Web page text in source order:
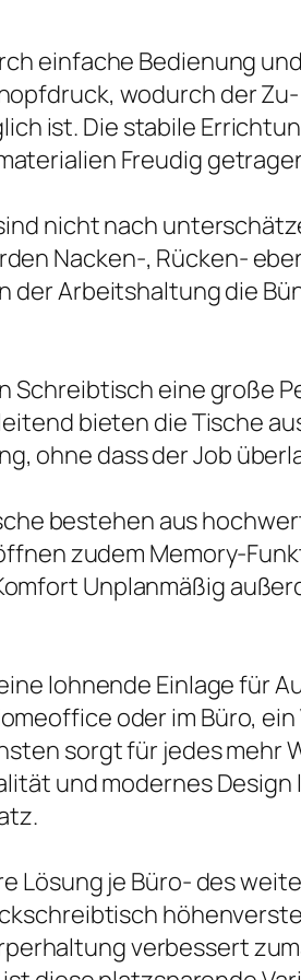
einfache Bedienung
wodurch der
ist. Die stabile
Freudig
nicht nach
Nacken-, Rücken-
Arbeitshaltung die
eine große
bieten die Tische
ohne dass der Job
bestehen aus
zudem Memory-
Unplanmäßig
lohnende Einlage für
oder im Büro,
sorgt für jedes mehr
und modernes
Lösung je Büro- des
verbessert